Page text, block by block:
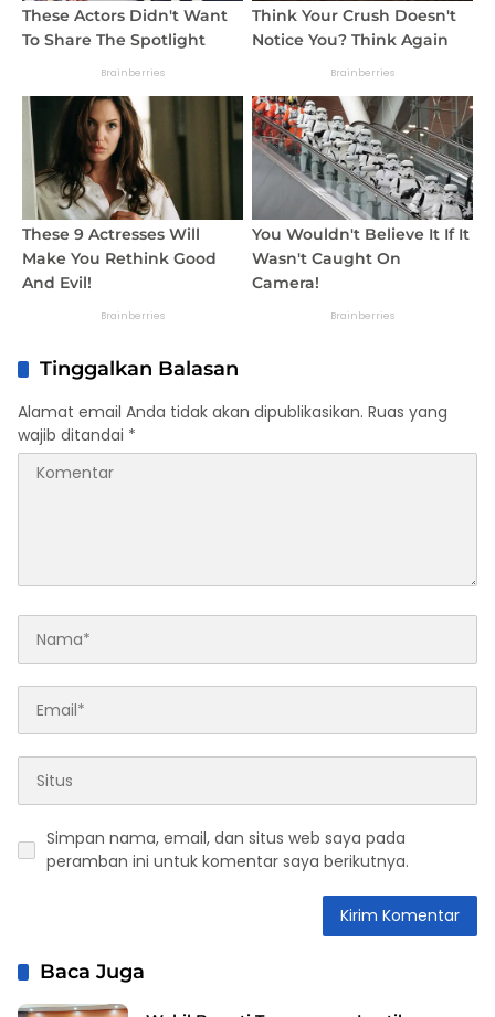
Tinggalkan Balasan
Alamat email Anda tidak akan dipublikasikan. Ruas yang
wajib ditandai *
Simpan nama, email, dan situs web saya pada
peramban ini untuk komentar saya berikutnya.
Baca Juga